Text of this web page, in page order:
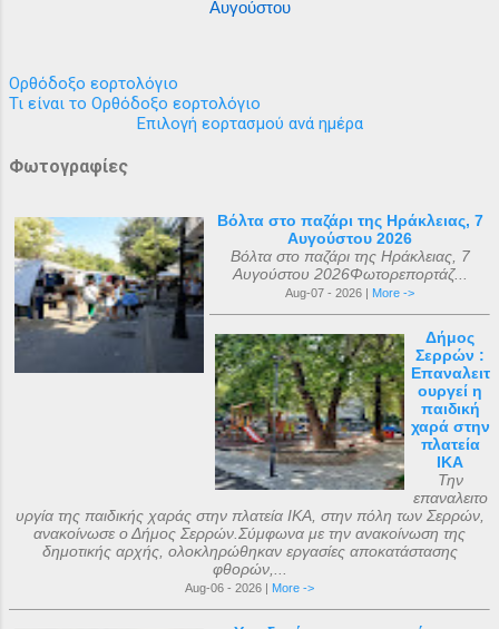
Αυγούστου
Ορθόδοξο εορτολόγιο
Τι είναι το Ορθόδοξο εορτολόγιο
Επιλογή εορτασμού ανά ημέρα
Φωτογραφίες
Βόλτα στο παζάρι της Ηράκλειας, 7
Αυγούστου 2026
Βόλτα στο παζάρι της Ηράκλειας, 7
Αυγούστου 2026Φωτορεπορτάζ...
Aug-07 - 2026 | More ->
Δήμος
Σερρών :
Επαναλειτ
ουργεί η
παιδική
χαρά στην
πλατεία
ΙΚΑ
Την
επαναλειτο
υργία της παιδικής χαράς στην πλατεία ΙΚΑ, στην πόλη των Σερρών,
ανακοίνωσε ο Δήμος Σερρών.Σύμφωνα με την ανακοίνωση της
δημοτικής αρχής, ολοκληρώθηκαν εργασίες αποκατάστασης
φθορών,...
Aug-06 - 2026 | More ->